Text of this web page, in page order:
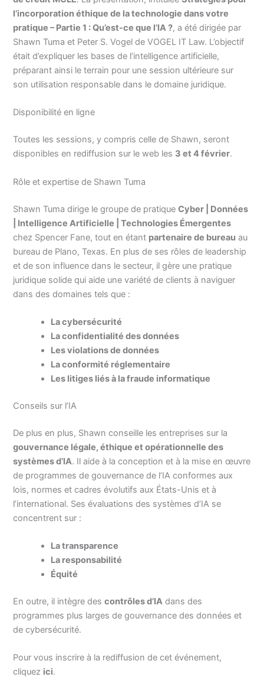
l’incorporation éthique de la technologie dans votre
pratique – Partie 1 : Qu’est-ce que l’IA ?, a été dirigée par
Shawn Tuma et Peter S. Vogel de VOGEL IT Law. L’objectif
était d’expliquer les bases de l’intelligence artificielle,
préparant ainsi le terrain pour une session ultérieure sur
son utilisation responsable dans le domaine juridique.
Disponibilité en ligne
Toutes les sessions, y compris celle de Shawn, seront
disponibles en rediffusion sur le web les 3 et 4 février.
Rôle et expertise de Shawn Tuma
Shawn Tuma dirige le groupe de pratiqueCyber | Données
| Intelligence Artificielle | Technologies Émergentes
chez Spencer Fane, tout en étant partenaire de bureau au
bureau de Plano, Texas. En plus de ses rôles de leadership
et de son influence dans le secteur, il gère une pratique
juridique solide qui aide une variété de clients à naviguer
dans des domaines tels que :
La cybersécurité
La confidentialité des données
Les violations de données
La conformité réglementaire
Les litiges liés à la fraude informatique
Conseils sur l’IA
De plus en plus, Shawn conseille les entreprises sur la
gouvernance légale, éthique et opérationnelle des
systèmes d’IA. Il aide à la conception et à la mise en œuvre
de programmes de gouvernance de l’IA conformes aux
lois, normes et cadres évolutifs aux États-Unis et à
l’international. Ses évaluations des systèmes d’IA se
concentrent sur :
La transparence
La responsabilité
Équité
En outre, il intègre descontrôles d’IA dans des
programmes plus larges de gouvernance des données et
de cybersécurité.
Pour vous inscrire à la rediffusion de cet événement,
cliquez ici.